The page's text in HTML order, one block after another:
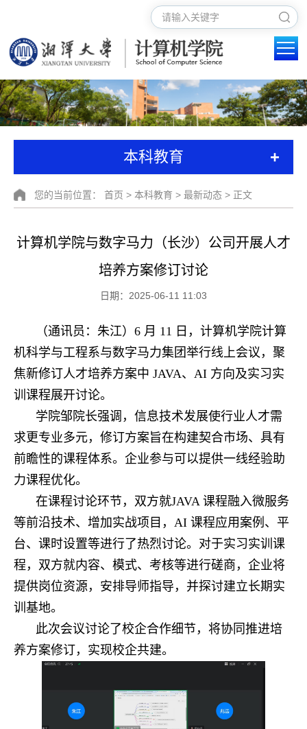
本科教育 +
您的当前位置： 首页 > 本科教育 > 最新动态 > 正文
计算机学院与数字马力（长沙）公司开展人才
培养方案修订讨论​
日期：2025-06-11 11:03
（通讯员：朱江）6 月 11 日，计算机学院计算
机科学与工程系与数字马力集团举行线上会议，聚
焦新修订人才培养方案中 JAVA、AI 方向及实习实
训课程展开讨论。
学院邹院长强调，信息技术发展使行业人才需
求更专业多元，修订方案旨在构建契合市场、具有
前瞻性的课程体系。企业参与可以提供一线经验助
力课程优化。
在课程讨论环节，双方就JAVA 课程融入微服务
等前沿技术、增加实战项目，AI 课程应用案例、平
台、课时设置等进行了热烈讨论。对于实习实训课
程，双方就内容、模式、考核等进行磋商，企业将
提供岗位资源，安排导师指导，并探讨建立长期实
训基地。
此次会议讨论了校企合作细节，将协同推进培
养方案修订，实现校企共建。